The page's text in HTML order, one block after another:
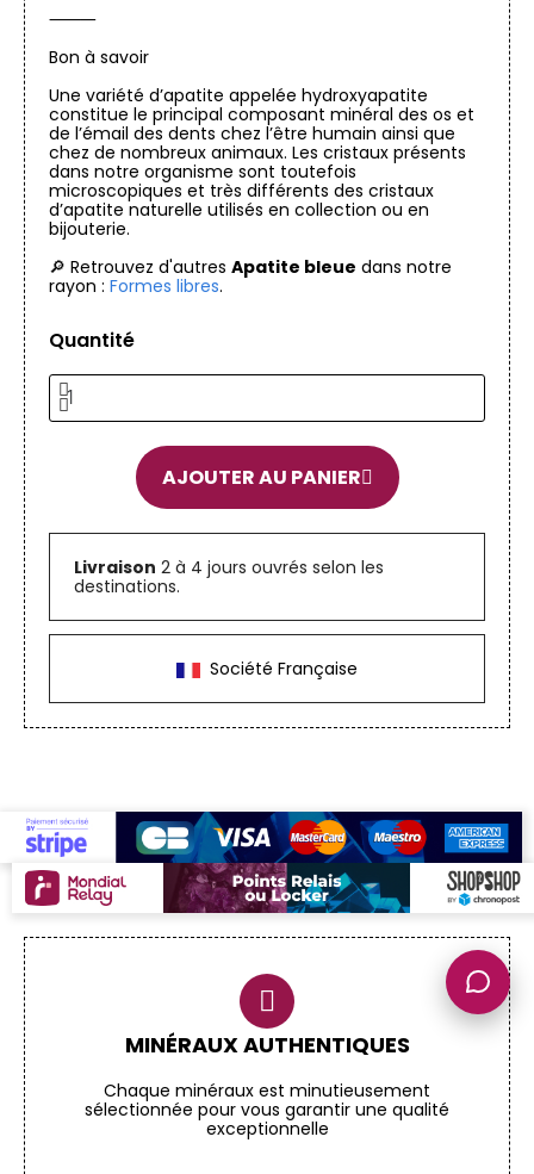
⸻
Bon à savoir
Une variété d’apatite appelée hydroxyapatite
constitue le principal composant minéral des os et
de l’émail des dents chez l’être humain ainsi que
chez de nombreux animaux. Les cristaux présents
dans notre organisme sont toutefois
microscopiques et très différents des cristaux
d’apatite naturelle utilisés en collection ou en
bijouterie.
🔎 Retrouvez d'autres Apatite bleue dans notre
rayon : Formes libres.
Quantité
AJOUTER AU PANIER
Livraison 2 à 4 jours ouvrés selon les
destinations.
Société Française
MINÉRAUX AUTHENTIQUES
Chaque minéraux est minutieusement
sélectionnée pour vous garantir une qualité
exceptionnelle